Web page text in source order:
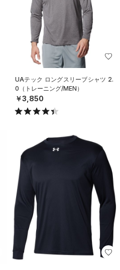
UAテック ロングスリーブシャツ 2.
0（トレーニング/MEN）
￥3,850